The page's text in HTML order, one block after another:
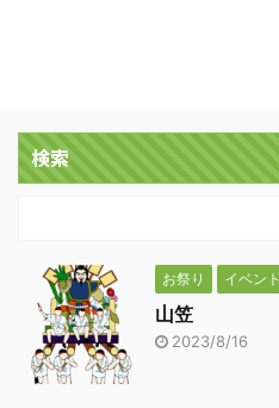
検索
お祭り イベント
山笠
2023/8/16